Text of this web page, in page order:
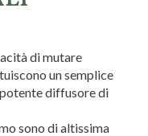
di mutare
un semplice
potente diffusore di
sono di altissima